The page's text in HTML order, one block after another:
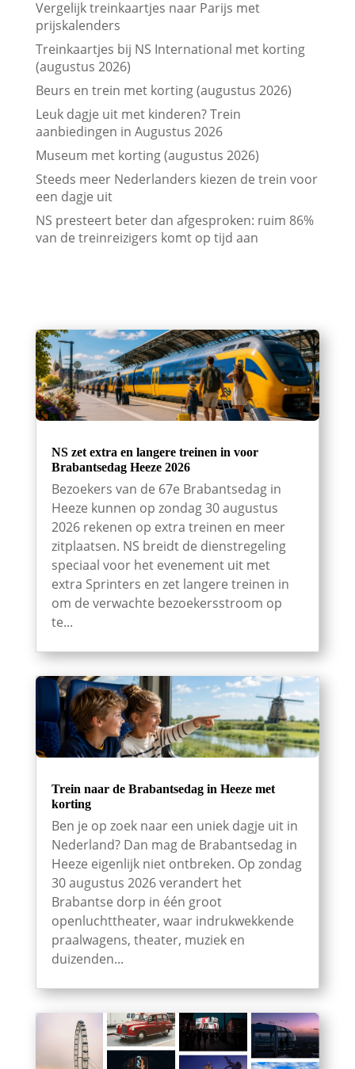
Vergelijk treinkaartjes naar Parijs met
prijskalenders
Treinkaartjes bij NS International met korting
(augustus 2026)
Beurs en trein met korting (augustus 2026)
Leuk dagje uit met kinderen? Trein
aanbiedingen in Augustus 2026
Museum met korting (augustus 2026)
Steeds meer Nederlanders kiezen de trein voor
een dagje uit
NS presteert beter dan afgesproken: ruim 86%
van de treinreizigers komt op tijd aan
NS zet extra en langere treinen in voor
Brabantsedag Heeze 2026
Bezoekers van de 67e Brabantsedag in
Heeze kunnen op zondag 30 augustus
2026 rekenen op extra treinen en meer
zitplaatsen. NS breidt de dienstregeling
speciaal voor het evenement uit met
extra Sprinters en zet langere treinen in
om de verwachte bezoekersstroom op
te...
Trein naar de Brabantsedag in Heeze met
korting
Ben je op zoek naar een uniek dagje uit in
Nederland? Dan mag de Brabantsedag in
Heeze eigenlijk niet ontbreken. Op zondag
30 augustus 2026 verandert het
Brabantse dorp in één groot
openluchttheater, waar indrukwekkende
praalwagens, theater, muziek en
duizenden...